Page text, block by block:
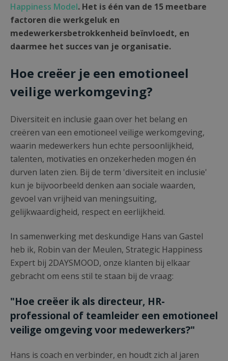
Happiness Model. Het is één van de 15 meetbare
factoren die werkgeluk en
medewerkersbetrokkenheid beïnvloedt, en
daarmee het succes van je organisatie.
Hoe creëer je een emotioneel
veilige werkomgeving?
Diversiteit en inclusie gaan over het belang en
creëren van een emotioneel veilige werkomgeving,
waarin medewerkers hun echte persoonlijkheid,
talenten, motivaties en onzekerheden mogen én
durven laten zien. Bij de term 'diversiteit en inclusie'
kun je bijvoorbeeld denken aan sociale waarden,
gevoel van vrijheid van meningsuiting,
gelijkwaardigheid, respect en eerlijkheid.
In samenwerking met deskundige Hans van Gastel
heb ik, Robin van der Meulen, Strategic Happiness
Expert bij 2DAYSMOOD, onze klanten bij elkaar
gebracht om eens stil te staan bij de vraag:
"Hoe creëer ik als directeur, HR-
professional of teamleider een emotioneel
veilige omgeving voor medewerkers?"
Hans is coach en verbinder, en houdt zich al jaren